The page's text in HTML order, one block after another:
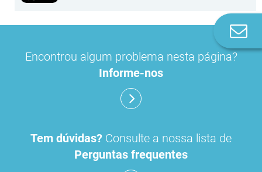
Encontrou algum problema nesta página?
Informe-nos
Tem dúvidas? Consulte a nossa lista de
Perguntas frequentes